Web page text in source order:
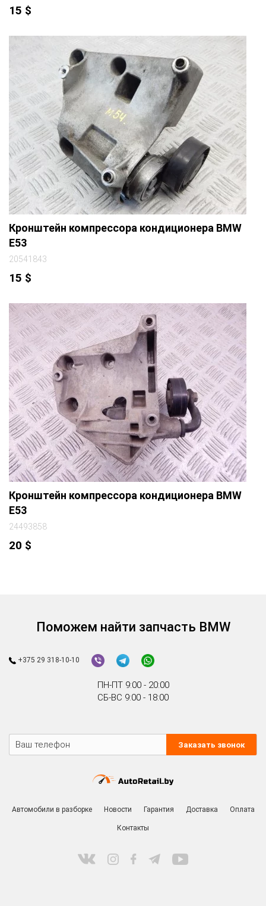
15 $
Кронштейн компрессора кондиционера BMW
E53
20541843
15 $
Кронштейн компрессора кондиционера BMW
E53
24493858
20 $
Поможем найти запчасть BMW
+375 29 318-10-10
ПН-ПТ 9:00 - 20:00
СБ-ВС 9:00 - 18:00
Заказать звонок
Автомобили в разборке Новости Гарантия Доставка Оплата
Контакты